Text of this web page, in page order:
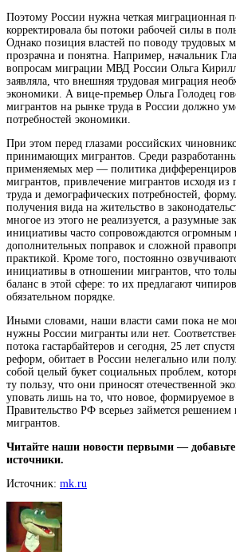
Поэтому России нужна четкая миграционная
корректировала бы потоки рабочей силы в
Однако позиция властей по поводу трудовых
прозрачна и понятна. Например, начальник
вопросам миграции МВД России Ольга
заявляла, что внешняя трудовая миграция
экономики. А вице-премьер Ольга Голодец
мигрантов на рынке труда в России должно
потребностей экономики.
При этом перед глазами российских
принимающих мигрантов. Среди
применяемых мер — политика
мигрантов, привлечение мигрантов исходя из
труда и демографических потребностей,
получения вида на жительство в
многое из этого не реализуется, а разумные
инициативы часто сопровождаются огромным
дополнительных поправок и сложной
практикой. Кроме того, постоянно
инициативы в отношении мигрантов, что
баланс в этой сфере: то их предлагают
обязательном порядке.
Иными словами, наши власти сами пока не
нужны России мигранты или нет.
потока гастарбайтеров и сегодня, 25 лет
реформ, обитает в России нелегально или
собой целый букет социальных проблем,
ту пользу, что они приносят отечественной
уповать лишь на то, что новое, формируемое
Правительство РФ всерьез займется
мигрантов.
Читайте наши новости первыми —
источники.
Источник: mk.ru